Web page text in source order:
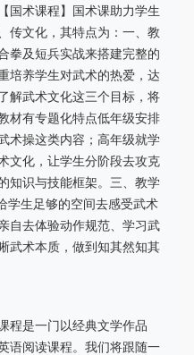
国术课程】国术课助力学生
传文化，其特点为：一、教
拳及短兵实战来搭建完整的
培养学生对武术的热爱，达
解武术文化这三个目标，将
材有专题化特点低年级安排
术操这类内容；高年级就学
文化，让学生分阶段去攻克
知识与技能框架。三、教学
学生足够的空间去感受武术
自去体验动作规范、学习武
武术本质，做到知其然知其
程是一门以经典文学作品
语阅读课程。我们将跟随一